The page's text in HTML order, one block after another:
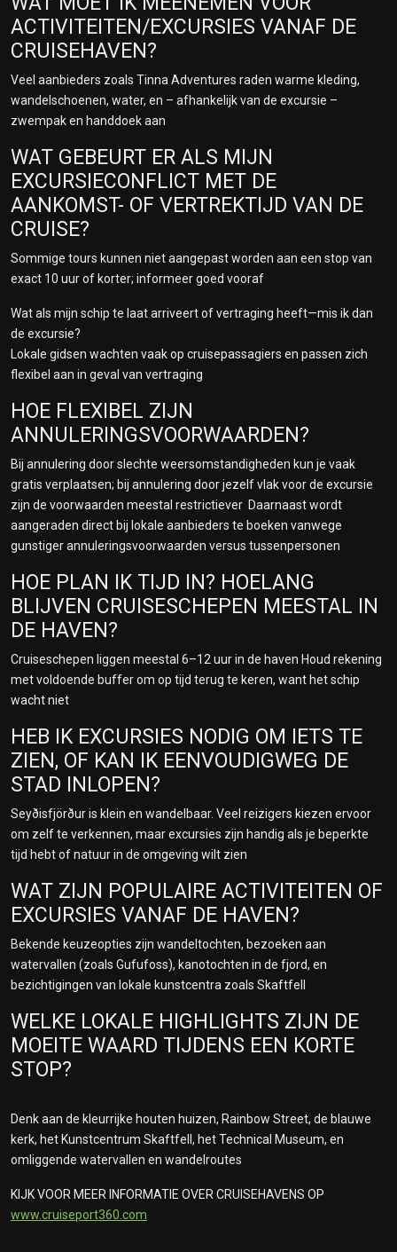
ACTIVITEITEN/EXCURSIES VANAF DE
CRUISEHAVEN?
Veel aanbieders zoals Tinna Adventures raden warme kleding,
wandelschoenen, water, en – afhankelijk van de excursie –
zwempak en handdoek aan
WAT GEBEURT ER ALS MIJN
EXCURSIECONFLICT MET DE
AANKOMST- OF VERTREKTIJD VAN DE
CRUISE?
Sommige tours kunnen niet aangepast worden aan een stop van
exact 10 uur of korter; informeer goed vooraf
Wat als mijn schip te laat arriveert of vertraging heeft—mis ik dan
de excursie?
Lokale gidsen wachten vaak op cruisepassagiers en passen zich
flexibel aan in geval van vertraging
HOE FLEXIBEL ZIJN
ANNULERINGSVOORWAARDEN?
Bij annulering door slechte weersomstandigheden kun je vaak
gratis verplaatsen; bij annulering door jezelf vlak voor de excursie
zijn de voorwaarden meestal restrictiever Daarnaast wordt
aangeraden direct bij lokale aanbieders te boeken vanwege
gunstiger annuleringsvoorwaarden versus tussenpersonen
HOE PLAN IK TIJD IN? HOELANG
BLIJVEN CRUISESCHEPEN MEESTAL IN
DE HAVEN?
Cruiseschepen liggen meestal 6–12 uur in de haven Houd rekening
met voldoende buffer om op tijd terug te keren, want het schip
wacht niet
HEB IK EXCURSIES NODIG OM IETS TE
ZIEN, OF KAN IK EENVOUDIGWEG DE
STAD INLOPEN?
Seyðisfjörður is klein en wandelbaar. Veel reizigers kiezen ervoor
om zelf te verkennen, maar excursies zijn handig als je beperkte
tijd hebt of natuur in de omgeving wilt zien
WAT ZIJN POPULAIRE ACTIVITEITEN OF
EXCURSIES VANAF DE HAVEN?
Bekende keuzeopties zijn wandeltochten, bezoeken aan
watervallen (zoals Gufufoss), kanotochten in de fjord, en
bezichtigingen van lokale kunstcentra zoals Skaftfell
WELKE LOKALE HIGHLIGHTS ZIJN DE
MOEITE WAARD TIJDENS EEN KORTE
STOP?
Denk aan de kleurrijke houten huizen, Rainbow Street, de blauwe
kerk, het Kunstcentrum Skaftfell, het Technical Museum, en
omliggende watervallen en wandelroutes
KIJK VOOR MEER INFORMATIE OVER CRUISEHAVENS OP
www.cruiseport360.com